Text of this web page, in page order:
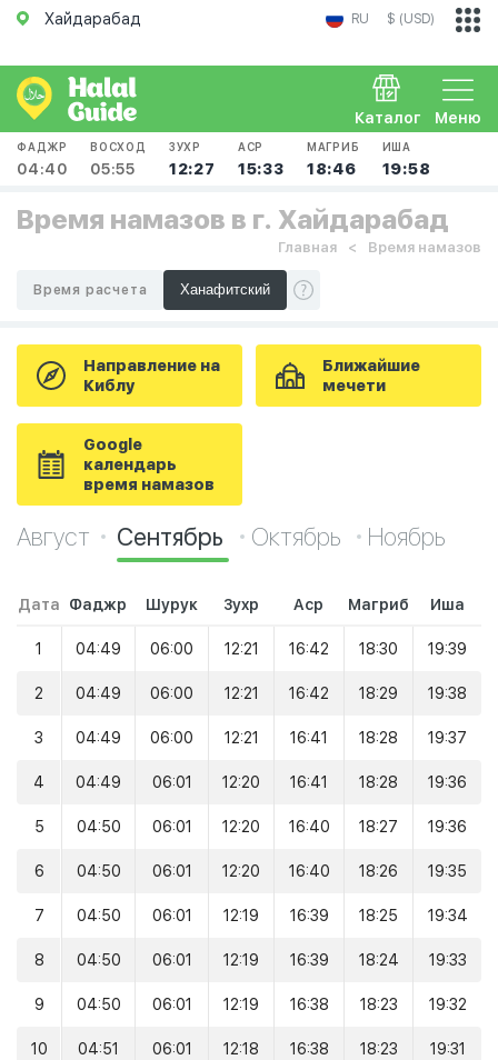
Хайдарабад RU $ (USD)
Меню
Каталог
ФАДЖР
04:40
ВОСХОД
05:55
ЗУХР
12:27
АСР
15:33
МАГРИБ
18:46
ИША
19:58
Время намазов в г. Хайдарабад
Главная Время намазов
Время расчета
Направление на
Киблу
Ближайшие
мечети
Google
календарь
время намазов
Август Сентябрь Октябрь Ноябрь
Дата Фаджр Шурук Зухр Аср Магриб Иша
1 04:49 06:00 12:21 16:42 18:30 19:39
2 04:49 06:00 12:21 16:42 18:29 19:38
3 04:49 06:00 12:21 16:41 18:28 19:37
4 04:49 06:01 12:20 16:41 18:28 19:36
5 04:50 06:01 12:20 16:40 18:27 19:36
6 04:50 06:01 12:20 16:40 18:26 19:35
7 04:50 06:01 12:19 16:39 18:25 19:34
8 04:50 06:01 12:19 16:39 18:24 19:33
9 04:50 06:01 12:19 16:38 18:23 19:32
10 04:51 06:01 12:18 16:38 18:23 19:31